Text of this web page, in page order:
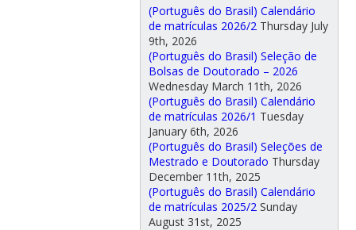
(Português do Brasil) Calendário
de matrículas 2026/2 Thursday July
9th, 2026
(Português do Brasil) Seleção de
Bolsas de Doutorado – 2026
Wednesday March 11th, 2026
(Português do Brasil) Calendário
de matrículas 2026/1 Tuesday
January 6th, 2026
(Português do Brasil) Seleções de
Mestrado e Doutorado Thursday
December 11th, 2025
(Português do Brasil) Calendário
de matrículas 2025/2 Sunday
August 31st, 2025